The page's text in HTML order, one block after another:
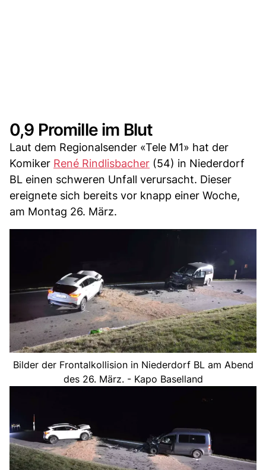
0,9 Promille im Blut
Laut dem Regionalsender «Tele M1» hat der
Komiker René Rindlisbacher (54) in Niederdorf
BL einen schweren Unfall verursacht. Dieser
ereignete sich bereits vor knapp einer Woche,
am Montag 26. März.
Bilder der Frontalkollision in Niederdorf BL am Abend
des 26. März. - Kapo Baselland